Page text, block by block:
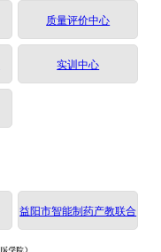
质量评价中心
实训中心
益阳市智能制药产教联合